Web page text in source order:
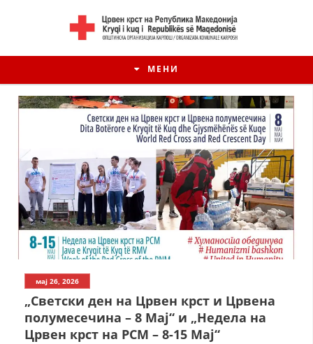
МЕНИ
мај 26, 2026
„Светски ден на Црвен крст и Црвена
полумесечина – 8 Мај“ и „Недела на
Црвен крст на РСМ – 8-15 Мај“